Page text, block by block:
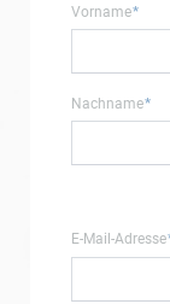
Pflichtfeld
Vorname*
Pflichtfeld
Nachname*
Pflichtfeld
E-Mail-Adresse